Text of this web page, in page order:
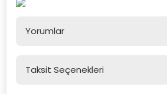
Yorumlar
Taksit Seçenekleri